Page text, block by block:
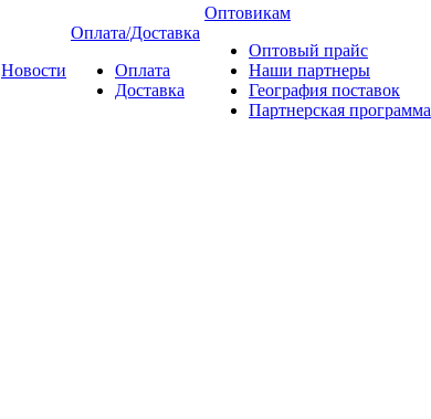
Новости
Оплата/Доставка
Оплата
Доставка
Оптовикам
Оптовый прайс
Наши партнеры
География поставок
Партнерская программа